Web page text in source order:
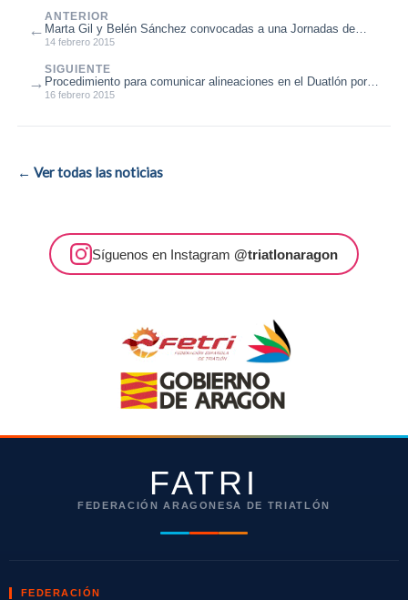
←
ANTERIOR
Marta Gil y Belén Sánchez convocadas a una Jornadas de
Técnificación de la FETRI
14 febrero 2015
SIGUIENTE
Procedimiento para comunicar alineaciones en el Duatlón por
Equipos de Sena
16 febrero 2015
→
← Ver todas las noticias
Síguenos en Instagram @triatlonaragon
FATRI
FEDERACIÓN ARAGONESA DE TRIATLÓN
FEDERACIÓN